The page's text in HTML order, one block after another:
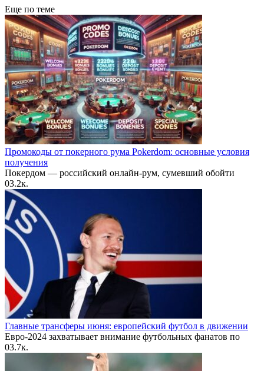
Еще по теме
Промокоды от покерного рума Pokerdom: основные условия
получения
Покердом — российский онлайн-рум, сумевший обойти
03.2к.
Главные трансферы июня: европейский футбол в движении
Евро-2024 захватывает внимание футбольных фанатов по
03.7к.